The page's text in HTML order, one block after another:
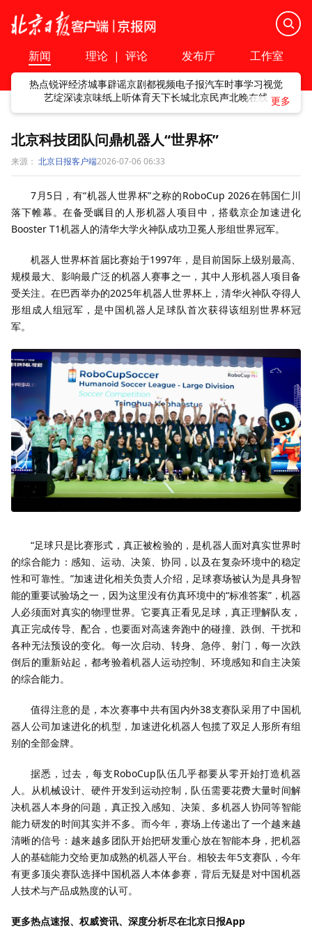
新闻 理论 | 评论 发布厅 工作室
热点锐评经济城事辟谣京剧都视频电子报汽车时事学习视觉
艺绽深读京味纸上听体育天下长城北京民声北晚在线
北京科技团队问鼎机器人“世界杯”
来源： 北京日报客户端2026-07-06 06:33
7月5日，有“机器人世界杯”之称的RoboCup 2026在韩国仁川
落下帷幕。在备受瞩目的人形机器人项目中，搭载京企加速进化
Booster T1机器人的清华大学火神队成功卫冕人形组世界冠军。
机器人世界杯首届比赛始于1997年，是目前国际上级别最高、
规模最大、影响最广泛的机器人赛事之一，其中人形机器人项目备
受关注。在巴西举办的2025年机器人世界杯上，清华火神队夺得人
形组成人组冠军，是中国机器人足球队首次获得该组别世界杯冠
军。
“足球只是比赛形式，真正被检验的，是机器人面对真实世界时
的综合能力：感知、运动、决策、协同，以及在复杂环境中的稳定
性和可靠性。”加速进化相关负责人介绍，足球赛场被认为是具身智
能的重要试验场之一，因为这里没有仿真环境中的“标准答案”，机器
人必须面对真实的物理世界。它要真正看见足球，真正理解队友，
真正完成传导、配合，也要面对高速奔跑中的碰撞、跌倒、干扰和
各种无法预设的变化。每一次启动、转身、急停、射门，每一次跌
倒后的重新站起，都考验着机器人运动控制、环境感知和自主决策
的综合能力。
值得注意的是，本次赛事中共有国内外38支赛队采用了中国机
器人公司加速进化的机型，加速进化机器人包揽了双足人形所有组
别的全部金牌。
据悉，过去，每支RoboCup队伍几乎都要从零开始打造机器
人。从机械设计、硬件开发到运动控制，队伍需要花费大量时间解
决机器人本身的问题，真正投入感知、决策、多机器人协同等智能
能力研发的时间其实并不多。而今年，赛场上传递出了一个越来越
清晰的信号：越来越多团队开始把研发重心放在智能本身，把机器
人的基础能力交给更加成熟的机器人平台。相较去年5支赛队，今年
有更多顶尖赛队选择中国机器人本体参赛，背后无疑是对中国机器
人技术与产品成熟度的认可。
更多热点速报、权威资讯、深度分析尽在北京日报App